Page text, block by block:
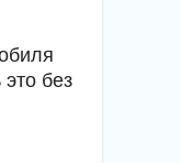
это без